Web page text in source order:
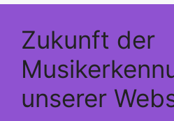
Zukunft der
unserer